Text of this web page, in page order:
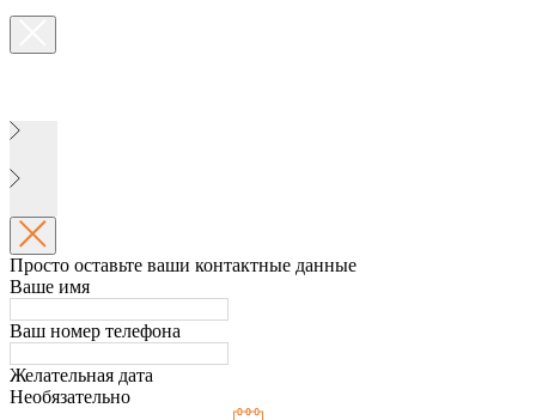
Просто оставьте ваши контактные данные
Ваше имя
Ваш номер телефона
Желательная дата
Необязательно